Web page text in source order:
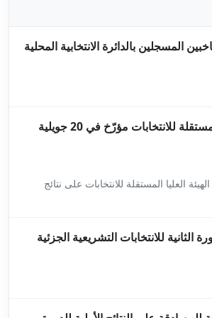
المحلية
قرار الهيئة العليا المستقلة للانتخابات مؤرّخ في 20 جويلية